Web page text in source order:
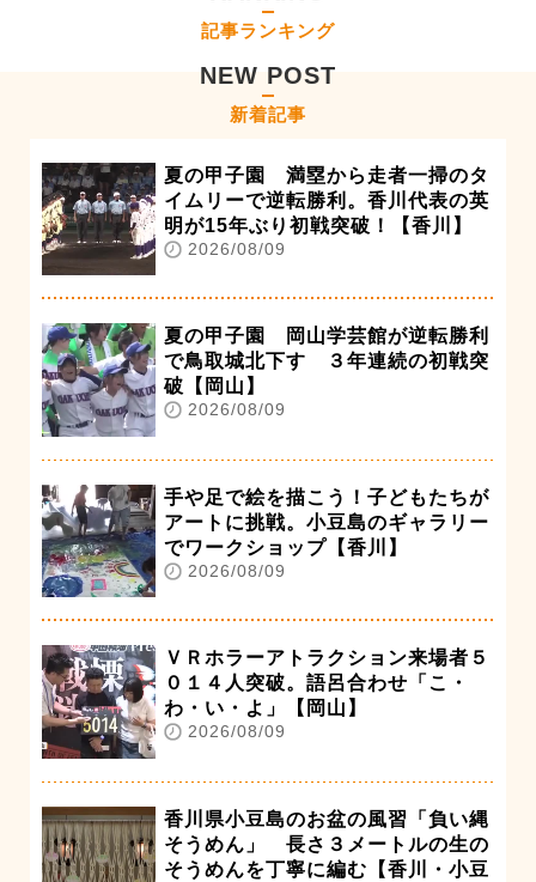
記事ランキング
NEW POST
新着記事
夏の甲子園 満塁から走者一掃のタ
イムリーで逆転勝利。香川代表の英
明が15年ぶり初戦突破！【香川】
2026/08/09
夏の甲子園 岡山学芸館が逆転勝利
で鳥取城北下す ３年連続の初戦突
破【岡山】
2026/08/09
手や足で絵を描こう！子どもたちが
アートに挑戦。小豆島のギャラリー
でワークショップ【香川】
2026/08/09
ＶＲホラーアトラクション来場者５
０１４人突破。語呂合わせ「こ・
わ・い・よ」【岡山】
2026/08/09
香川県小豆島のお盆の風習「負い縄
そうめん」 長さ３メートルの生の
そうめんを丁寧に編む【香川・小豆